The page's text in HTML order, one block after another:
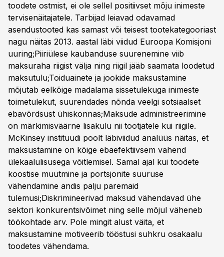
toodete ostmist, ei ole sellel positiivset mõju inimeste
tervisenäitajatele. Tarbijad leiavad odavamad
asendustooted kas samast või teisest tootekategooriast
nagu näitas 2013. aastal läbi viidud Euroopa Komisjoni
uuring;Piiriülese kaubanduse suurenemine viib
maksuraha riigist välja ning riigil jääb saamata loodetud
maksutulu;Toiduainete ja jookide maksustamine
mõjutab eelkõige madalama sissetulekuga inimeste
toimetulekut, suurendades nõnda veelgi sotsiaalset
ebavõrdsust ühiskonnas;Maksude administreerimine
on märkimisväärne lisakulu nii tootjatele kui riigile.
McKinsey instituudi poolt läbiviidud analüüs näitas, et
maksustamine on kõige ebaefektiivsem vahend
ülekaalulisusega võitlemisel. Samal ajal kui toodete
koostise muutmine ja portsjonite suuruse
vähendamine andis palju paremaid
tulemusi;Diskrimineerivad maksud vähendavad ühe
sektori konkurentsivõimet ning selle mõjul väheneb
töökohtade arv. Pole mingit alust väita, et
maksustamine motiveerib tööstusi suhkru osakaalu
toodetes vähendama.